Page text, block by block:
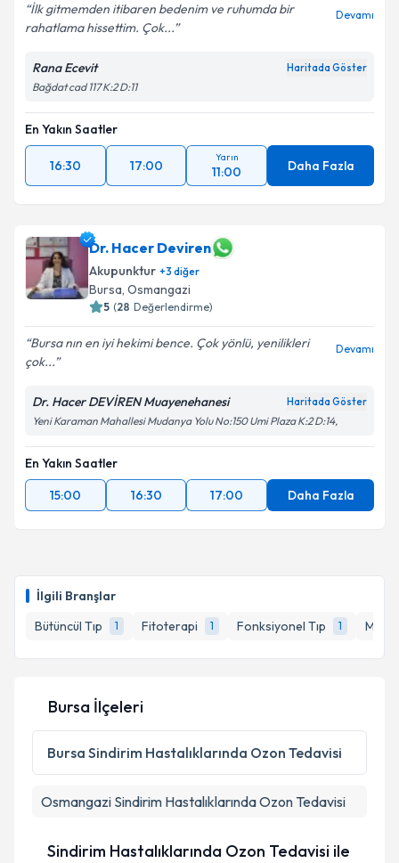
İlgili Branşlar
Bütüncül Tıp
1 Fitoterapi 1 Fonksiyonel Tıp 1
İlk gitmemden itibaren bedenim ve ruhumda bir
rahatlama hissettim. Çok...
Devamı
Rana Ecevit Haritada Göster
Bağdat cad 117 K:2 D:11
En Yakın Saatler
16:30 17:00
Yarın
11:00 Daha Fazla
Dr. Hacer Deviren
Akupunktur +3 diğer
Bursa, Osmangazi
5 (28 Değerlendirme)
Bursa nın en iyi hekimi bence. Çok yönlü, yenilikleri
çok...
Devamı
Dr. Hacer DEVİREN Muayenehanesi Haritada Göster
Yeni Karaman Mahallesi Mudanya Yolu No:150 Umi Plaza K:2 D:14,
En Yakın Saatler
15:00
16:30 17:00 Daha Fazla
Bursa İlçeleri
Bursa Sindirim Hastalıklarında Ozon Tedavisi
Osmangazi Sindirim Hastalıklarında Ozon Tedavisi
Sindirim Hastalıklarında Ozon Tedavisi ile